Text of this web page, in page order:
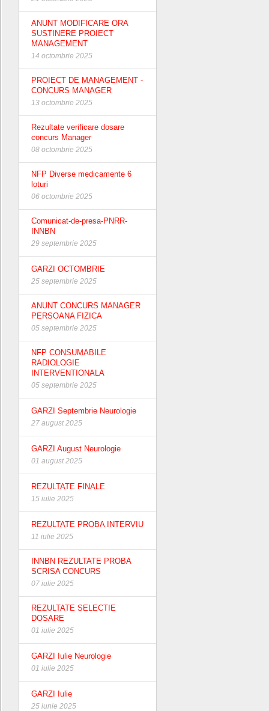
ANUNT MODIFICARE ORA
SUSTINERE PROIECT
MANAGEMENT
14 octombrie 2025
PROIECT DE MANAGEMENT -
CONCURS MANAGER
13 octombrie 2025
Rezultate verificare dosare
concurs Manager
08 octombrie 2025
NFP Diverse medicamente 6
loturi
06 octombrie 2025
Comunicat-de-presa-PNRR-
INNBN
29 septembrie 2025
GARZI OCTOMBRIE
25 septembrie 2025
ANUNT CONCURS MANAGER
PERSOANA FIZICA
05 septembrie 2025
NFP CONSUMABILE
RADIOLOGIE
INTERVENTIONALA
05 septembrie 2025
GARZI Septembrie Neurologie
27 august 2025
GARZI August Neurologie
01 august 2025
REZULTATE FINALE
15 iulie 2025
REZULTATE PROBA INTERVIU
11 iulie 2025
INNBN REZULTATE PROBA
SCRISA CONCURS
07 iulie 2025
REZULTATE SELECTIE
DOSARE
01 iulie 2025
GARZI Iulie Neurologie
01 iulie 2025
GARZI Iulie
25 iunie 2025